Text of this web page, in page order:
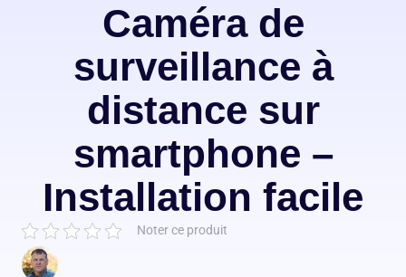
Caméra de
surveillance à
distance sur
smartphone –
Installation facile
Noter ce produit